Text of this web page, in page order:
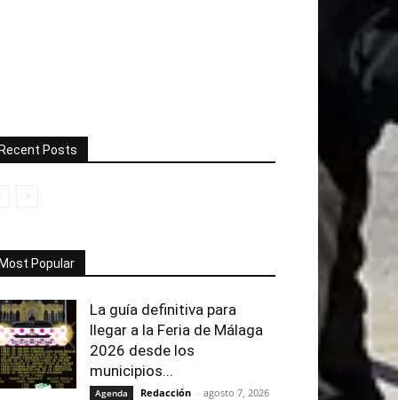
Posts
Popular
La guía definitiva para
llegar a la Feria de Málaga
2026 desde los
municipios...
Agenda Redacción - agosto 7, 2026